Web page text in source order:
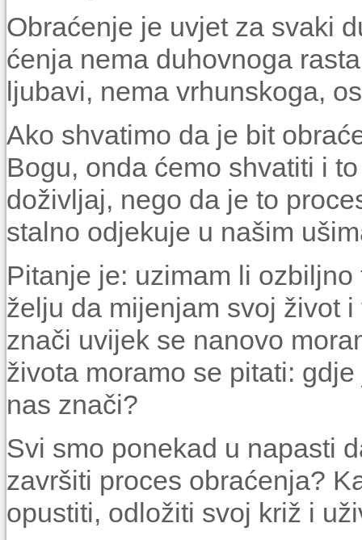
Obraćenje je uvjet za svaki
ćenja nema duhovnoga
ljubavi, nema vrhunskoga,
Ako shvatimo da je bit
Bogu, onda ćemo shvatiti i
doživljaj, nego da je to
stal­no odjekuje u našim
Pitanje je: uzimam li
želju da mijenjam svoj život
znači uvijek se nanovo
života moramo se pitati:
nas znači?
Svi smo ponekad u napasti
završiti proces obraćenja?
opustiti, odložiti svoj križ i